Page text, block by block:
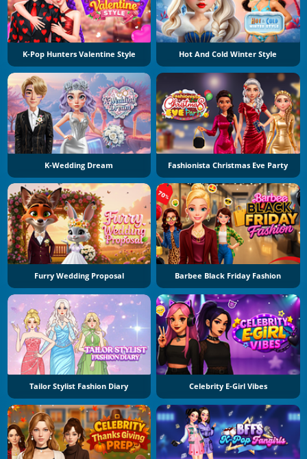
K-Pop Hunters Valentine Style Hot And Cold Winter Style
K-Wedding Dream Fashionista Christmas Eve Party
Furry Wedding Proposal Barbee Black Friday Fashion
Tailor Stylist Fashion Diary Celebrity E-Girl Vibes